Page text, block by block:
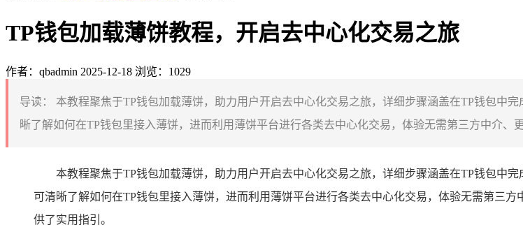
TP钱包加载薄饼教程，开启去中心化交易之旅
作者：qbadmin 2025-12-18 浏览：1029
导读：
本教程聚焦于TP钱包加载薄饼，助力用户开启去中心化交易之旅，详细步骤涵盖在TP钱包中
晰了解如何在TP钱包里接入薄饼，进而利用薄饼平台进行各类去中心化交易，体验无需第三方中介、
本教程聚焦于TP钱包加载薄饼，助力用户开启去中心化交易之旅，详细步骤涵盖在TP钱包中
可清晰了解如何在TP钱包里接入薄饼，进而利用薄饼平台进行各类去中心化交易，体验无需第三
供了实用指引。